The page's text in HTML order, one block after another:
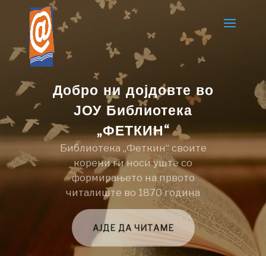
Добро ни дојдовте во
ЈОУ Библиотека
„ФЕТКИН“
Библиотека „Феткин“ своите
корени ги носи уште со
формирањето на првото
читалиште во 1870 година
АЈДЕ ДА ЧИТАМЕ